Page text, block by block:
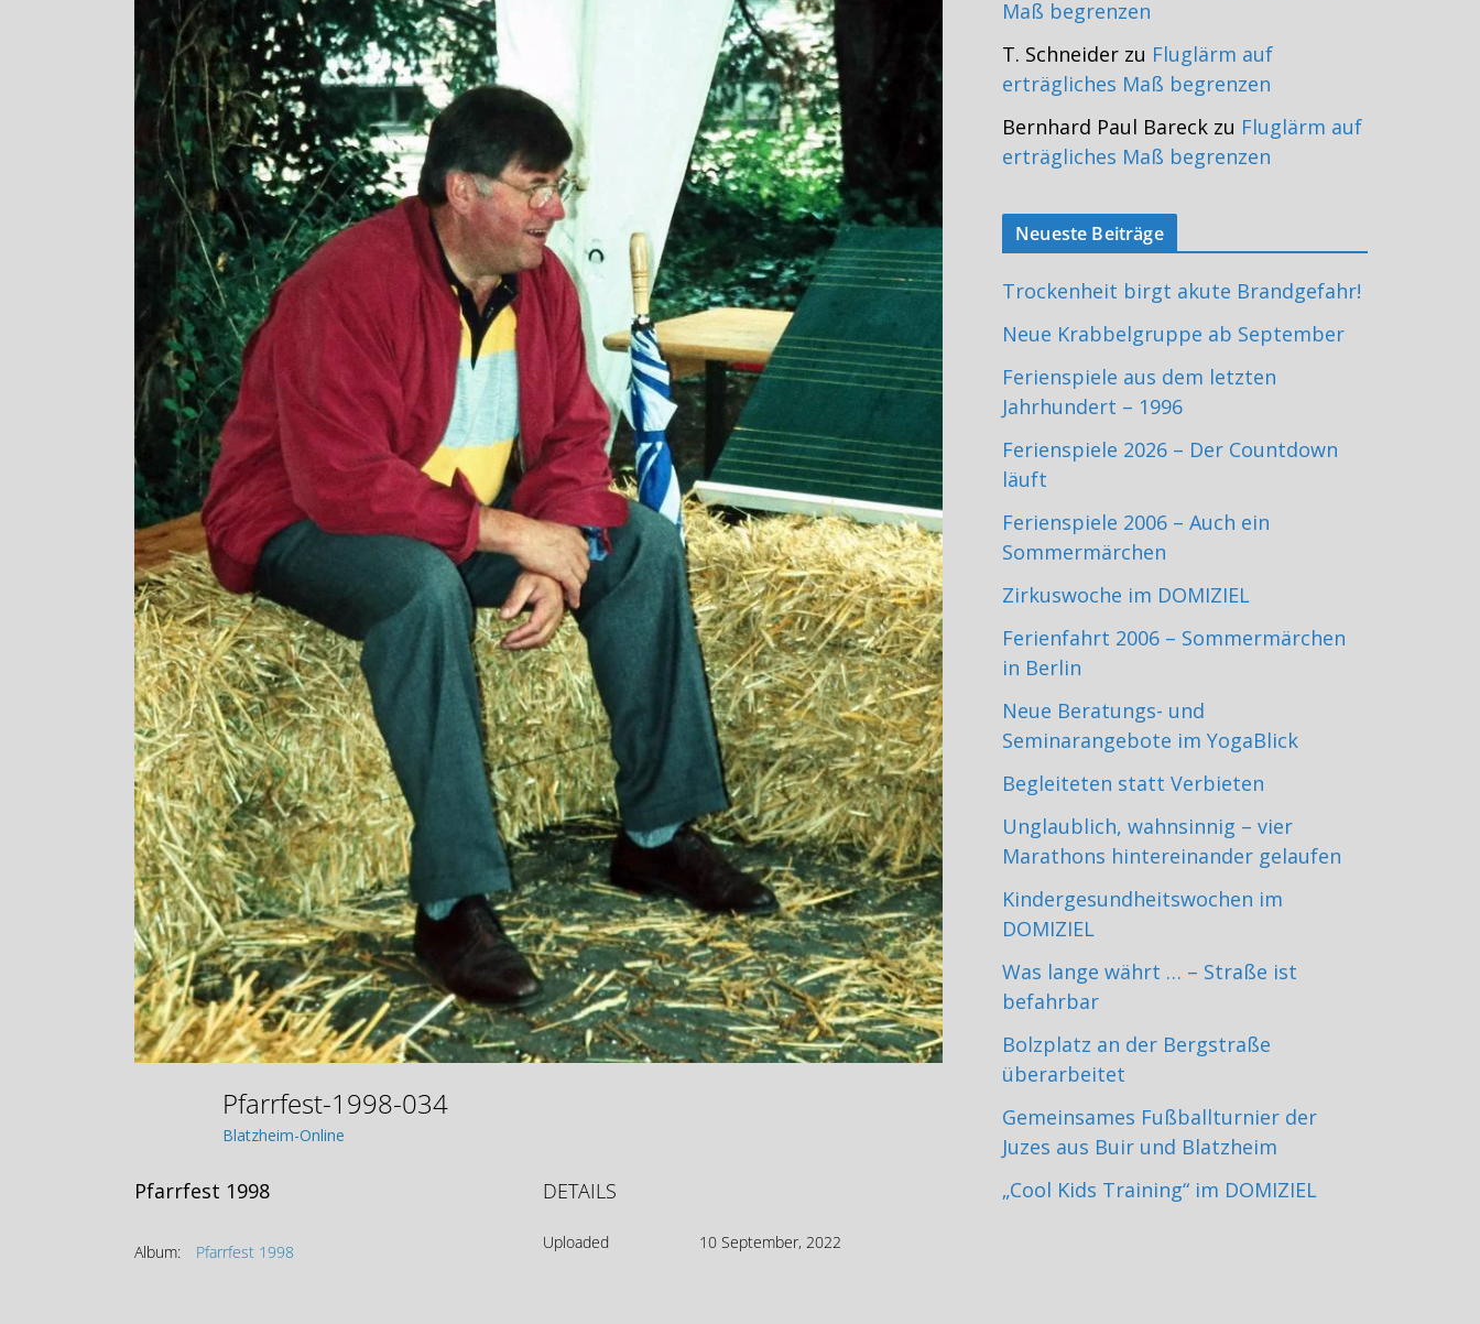
Pfarrfest-1998-034
Blatzheim-Online
Pfarrfest 1998
Album: Pfarrfest 1998
DETAILS
Uploaded 10 September, 2022
Maß begrenzen
T. Schneider zu Fluglärm auf
erträgliches Maß begrenzen
Bernhard Paul Bareck zu Fluglärm auf
erträgliches Maß begrenzen
Neueste Beiträge
Trockenheit birgt akute Brandgefahr!
Neue Krabbelgruppe ab September
Ferienspiele aus dem letzten
Jahrhundert – 1996
Ferienspiele 2026 – Der Countdown
läuft
Ferienspiele 2006 – Auch ein
Sommermärchen
Zirkuswoche im DOMIZIEL
Ferienfahrt 2006 – Sommermärchen
in Berlin
Neue Beratungs- und
Seminarangebote im YogaBlick
Begleiteten statt Verbieten
Unglaublich, wahnsinnig – vier
Marathons hintereinander gelaufen
Kindergesundheitswochen im
DOMIZIEL
Was lange währt … – Straße ist
befahrbar
Bolzplatz an der Bergstraße
überarbeitet
Gemeinsames Fußballturnier der
Juzes aus Buir und Blatzheim
„Cool Kids Training“ im DOMIZIEL